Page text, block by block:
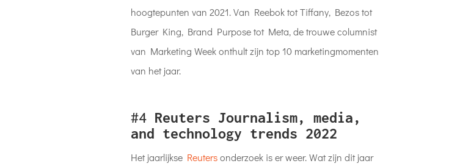
hoogtepunten van 2021. Van Reebok tot Tiffany, Bezos tot
Burger King, Brand Purpose tot Meta, de trouwe columnist
van Marketing Week onthult zijn top 10 marketingmomenten
van het jaar.
#4 Reuters Journalism, media,
and technology trends 2022
Het jaarlijkse Reutersonderzoek is er weer. Wat zijn dit jaar